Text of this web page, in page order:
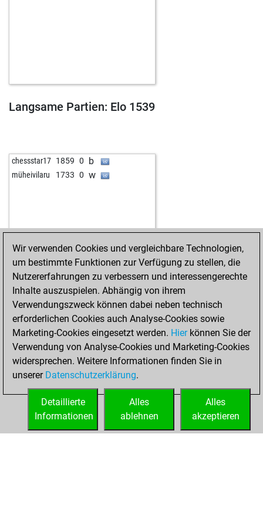
Langsame Partien: Elo 1539
chessstar17 1859 0 b
müheivilaru 1733 0 w
STARTSEITE ERFOLGE
Wir verwenden Cookies und vergleichbare Technologien,
um bestimmte Funktionen zur Verfügung zu stellen, die
Nutzererfahrungen zu verbessern und interessengerechte
Inhalte auszuspielen. Abhängig von ihrem
Verwendungszweck können dabei neben technisch
erforderlichen Cookies auch Analyse-Cookies sowie
Marketing-Cookies eingesetzt werden. Hierkönnen Sie der
Verwendung von Analyse-Cookies und Marketing-Cookies
widersprechen. Weitere Informationen finden Sie in
unserer Datenschutzerklärung.
Alles
akzeptieren
Alles
ablehnen
Detaillierte
Informationen